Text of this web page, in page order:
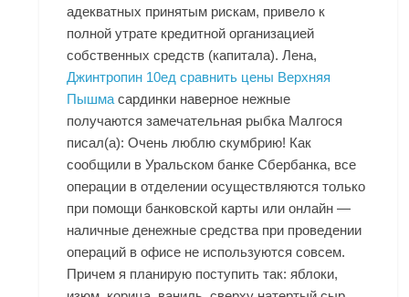
адекватных принятым рискам, привело к
полной утрате кредитной организацией
собственных средств (капитала). Лена,
Джинтропин 10ед сравнить цены Верхняя
Пышма сардинки наверное нежные
получаются замечательная рыбка Малгося
писал(а): Очень люблю скумбрию! Как
сообщили в Уральском банке Сбербанка, все
операции в отделении осуществляются только
при помощи банковской карты или онлайн —
наличные денежные средства при проведении
операций в офисе не используются совсем.
Причем я планирую поступить так: яблоки,